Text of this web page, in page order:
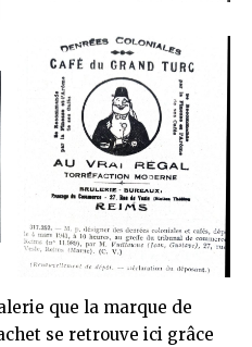
que la marque de
se retrouve ici grâce